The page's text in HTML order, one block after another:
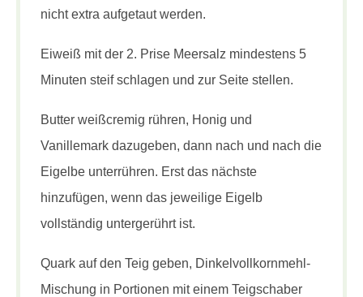
nicht extra aufgetaut werden.
Eiweiß mit der 2. Prise Meersalz mindestens 5
Minuten steif schlagen und zur Seite stellen.
Butter weißcremig rühren, Honig und
Vanillemark dazugeben, dann nach und nach die
Eigelbe unterrühren. Erst das nächste
hinzufügen, wenn das jeweilige Eigelb
vollständig untergerührt ist.
Quark auf den Teig geben, Dinkelvollkornmehl-
Mischung in Portionen mit einem Teigschaber